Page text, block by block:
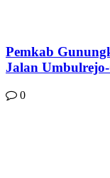
Pemkab
Jalan
0